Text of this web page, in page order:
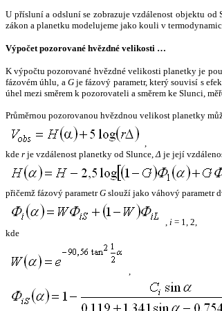
U přísluní a odsluní se zobrazuje vzdálenost objektu
zákon a planetku modelujeme jako kouli v
Výpočet pozorované hvězdné velikosti …
K výpočtu pozorované hvězdné velikosti planetky je
fázovém úhlu, a Gje fázový parametr, který souvisí s
úhel mezi směrem k pozorovateli a směrem ke Slunci,
Průměrnou pozorovanou hvězdnou velikost planetky
,
kde r je vzdálenost planetky od Slunce,Δ je její
přičemž fázový parametrG slouží jako váhový parametr
, i = 1, 2,
kde
,